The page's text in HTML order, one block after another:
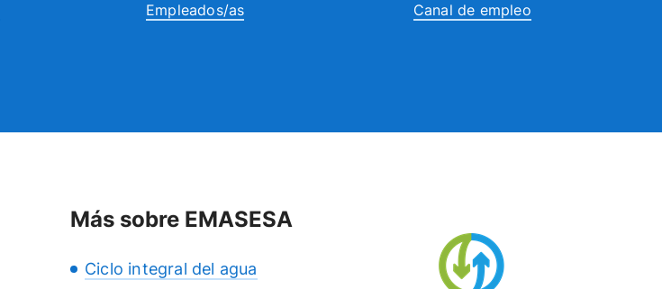
Empleados/as Canal de empleo
Más sobre EMASESA
Ciclo integral del agua